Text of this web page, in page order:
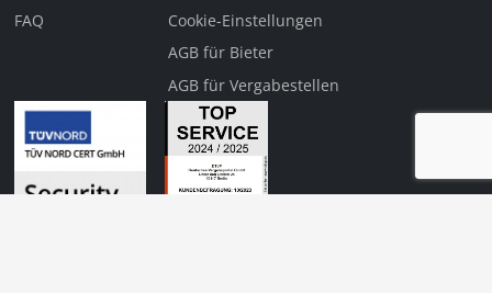
Diese Veranstaltung
ist für Siekostenfrei
FAQ
Cookie-Einstellungen
AGB für Bieter
AGB für Vergabestellen